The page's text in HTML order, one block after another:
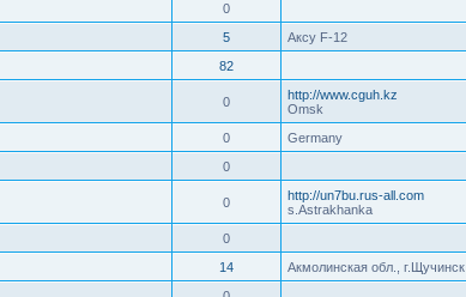
0
5 Аксу F-12
82
0
http://www.cguh.kz
Omsk
0 Germany
0
0
http://un7bu.rus-all.com
s.Astrakhanka
0
14 Акмолинская обл., г.Щучинск